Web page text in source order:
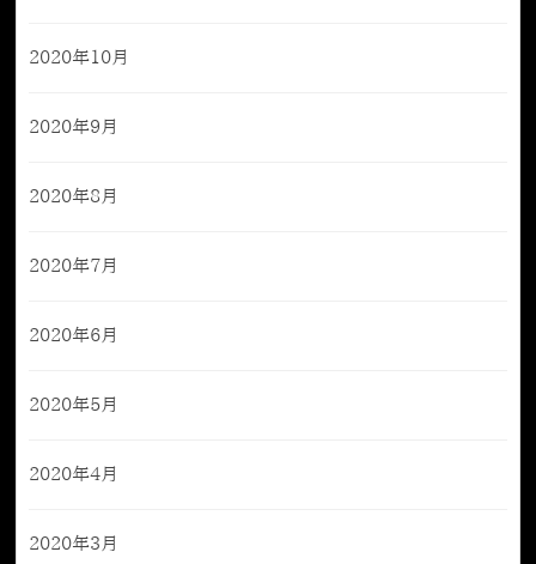
2020年10月
2020年9月
2020年8月
2020年7月
2020年6月
2020年5月
2020年4月
2020年3月